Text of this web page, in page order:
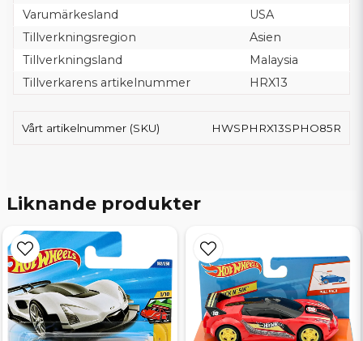
Varumärkesland
USA
Tillverkningsregion
Asien
Tillverkningsland
Malaysia
Tillverkarens artikelnummer
HRX13
Vårt artikelnummer (SKU) HWSPHRX13SPHO85R
Liknande produkter